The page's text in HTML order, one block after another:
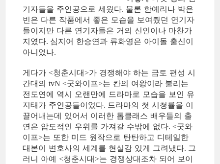
기자들을 주인공으로 세웠다. 물론 한예리나 박은
빈은 다른 작품에서 좋은 모습을 보여줬던 연기자
들이지만 다른 연기자들은 거의 신인이나 마찬가
지였다. 심지어 한승연과 류화영은 아이돌 출신이
아니었나.
게다가 <청춘시대>가 경쟁해야 하는 금토 편성 시
간대의 tvN <굿와이프>는 칸의 여왕이라 불리는
전도연에 역시 오랜만에 드라마로 모습을 보인 유
지태가 주인공들이었다. 드라마의 첫 시청률을 이
끌어내는데 있어서 이러한 톱클래스 배우들의 출
연은 압도적인 우위를 가져갈 수밖에 없다. <굿와
이프>는 또한 미드 원작으로 탄탄하고 디테일한
대본이 변호사의 세계를 현실감 있게 그려냈다. 그
러니 아예 <청춘시대>는 경쟁상대조차 되어 보이